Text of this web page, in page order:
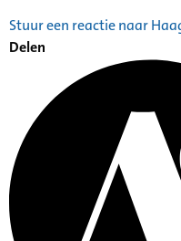
Stuur een reactie naar
Delen